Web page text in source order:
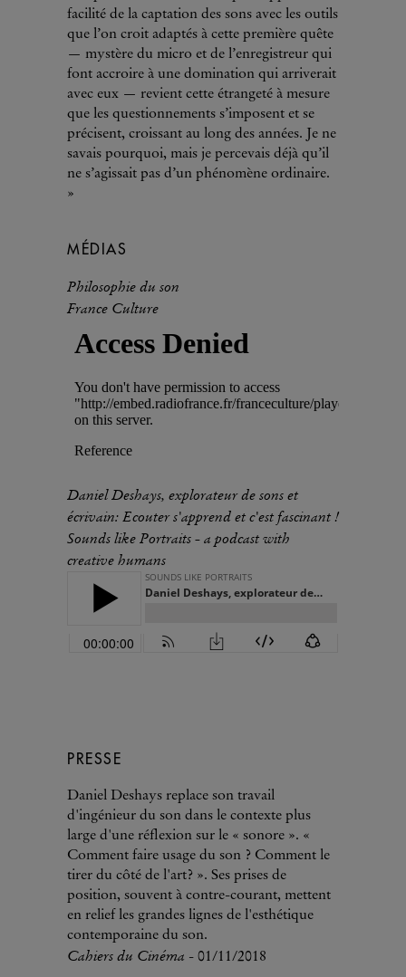
facilité de la captation des sons avec les outils
que l’on croit adaptés à cette première quête
— mystère du micro et de l’enregistreur qui
font accroire à une domination qui arriverait
avec eux — revient cette étrangeté à mesure
que les questionnements s’imposent et se
précisent, croissant au long des années. Je ne
savais pourquoi, mais je percevais déjà qu’il
ne s’agissait pas d’un phénomène ordinaire.
»
MÉDIAS
Philosophie du son
France Culture
Daniel Deshays, explorateur de sons et
écrivain: Ecouter s'apprend et c'est fascinant !
Sounds like Portraits - a podcast with
creative humans
PRESSE
Daniel Deshays replace son travail
d'ingénieur du son dans le contexte plus
large d'une réflexion sur le « sonore ». «
Comment faire usage du son ? Comment le
tirer du côté de l'art? ». Ses prises de
position, souvent à contre-courant, mettent
en relief les grandes lignes de l'esthétique
contemporaine du son.
Cahiers du Cinéma - 01/11/2018